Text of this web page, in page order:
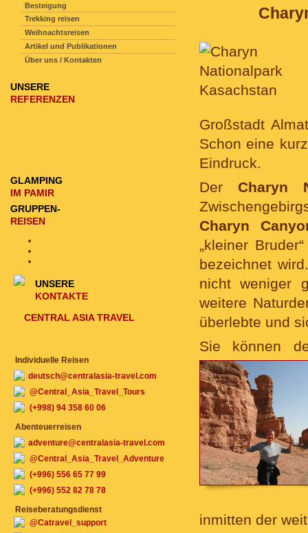
Großstadt
Schon eine
Eindruck.
Der Charyn
Charyn
„kleiner
bezeichnet
nicht weniger
weitere
überlebte und
Sie können
inmitten der
Besteigung
Trekking reisen
Weihnachtsreisen
Artikel und Publikationen
Über uns / Kontakten
UNSERE
REFERENZEN
GLAMPING
IM PAMIR
GRUPPEN-
REISEN
UNSERE
KONTAKTE
CENTRAL ASIA TRAVEL
Individuelle Reisen
deutsch@centralasia-travel.com
@Central_Asia_Travel_Tours
(+998) 94 358 60 06
Abenteuerreisen
adventure@centralasia-travel.com
@Central_Asia_Travel_Adventure
(+996) 556 65 77 99
(+996) 552 82 78 78
Reiseberatungsdienst
@Catravel_support